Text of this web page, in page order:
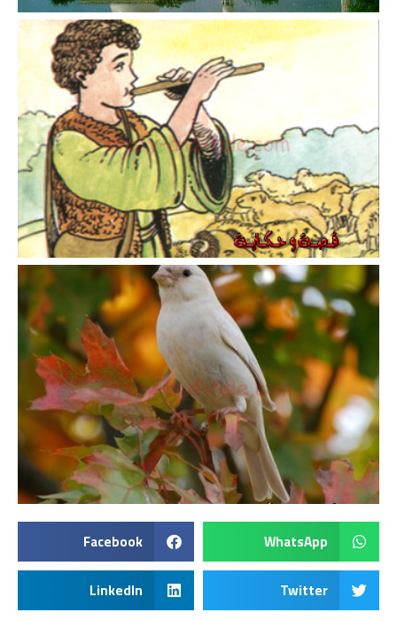
WhatsApp
Facebook
Twitter
LinkedIn